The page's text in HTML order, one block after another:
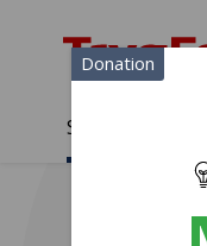
Sådan støtter vi
Donation